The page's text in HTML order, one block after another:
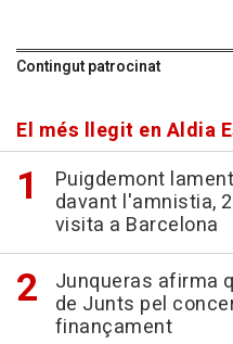
Contingut patrocinat
El més llegit en Aldia
Puigdemont
davant l'amnistia,
visita a Barcelona
Junqueras afirma
de Junts pel
finançament